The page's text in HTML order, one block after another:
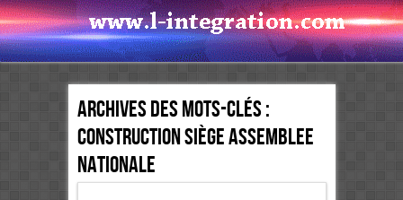
Archives des mots-clés :
Construction Siège Assemblee
nationale